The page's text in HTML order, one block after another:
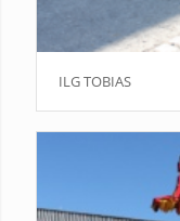
ILG TOBIAS